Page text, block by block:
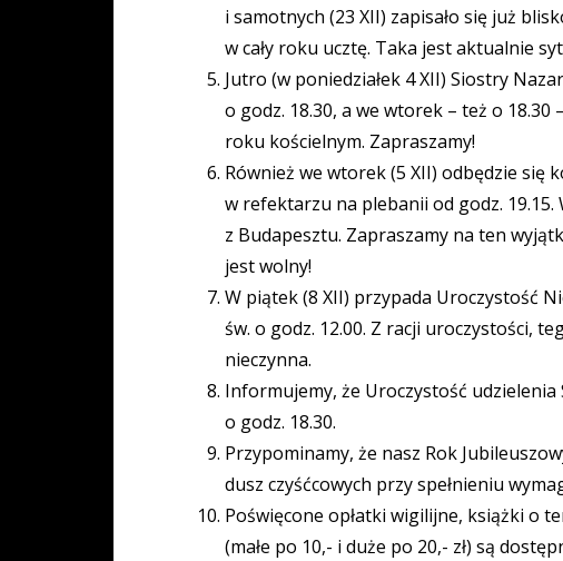
i samotnych (23 XII) zapisało się już
w cały roku ucztę. Taka jest aktualnie
Jutro (w poniedziałek 4 XII) Siostry
o godz. 18.30, a we wtorek ­– też o
roku kościelnym. Zapraszamy!
Również we wtorek (5 XII) odbędzie się
w refektarzu na plebanii od godz. 19.15.
z Budapesztu. Zapraszamy na ten
jest wolny!
W piątek (8 XII) przypada Uroczystość
św. o godz. 12.00. Z racji uroczystości,
nieczynna.
Informujemy, że Uroczystość udzielenia
o godz. 18.30.
Przypominamy, że nasz Rok
dusz czyśćcowych przy spełnieniu
Poświęcone opłatki wigilijne, książki o
(małe po 10,- i duże po 20,- zł) są